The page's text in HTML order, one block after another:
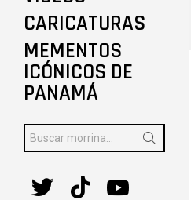
CARICATURAS
MEMENTOS
ICÓNICOS DE
PANAMÁ